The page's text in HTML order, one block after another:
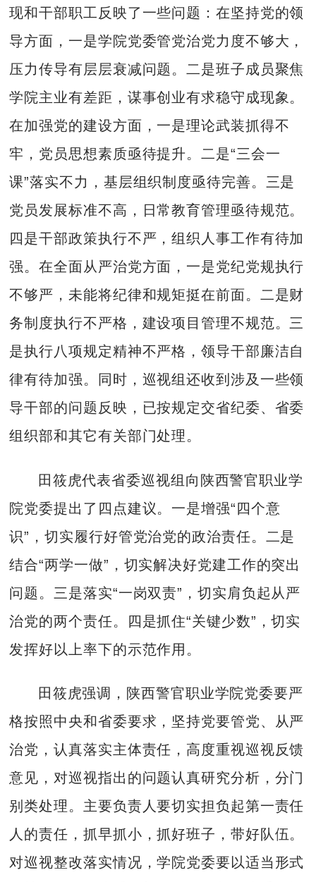
现和干部职工反映了一些问题：在坚持党的领
导方面，一是学院党委管党治党力度不够大，
压力传导有层层衰减问题。二是班子成员聚焦
学院主业有差距，谋事创业有求稳守成现象。
在加强党的建设方面，一是理论武装抓得不
牢，党员思想素质亟待提升。二是“三会一
课”落实不力，基层组织制度亟待完善。三是
党员发展标准不高，日常教育管理亟待规范。
四是干部政策执行不严，组织人事工作有待加
强。在全面从严治党方面，一是党纪党规执行
不够严，未能将纪律和规矩挺在前面。二是财
务制度执行不严格，建设项目管理不规范。三
是执行八项规定精神不严格，领导干部廉洁自
律有待加强。同时，巡视组还收到涉及一些领
导干部的问题反映，已按规定交省纪委、省委
组织部和其它有关部门处理。
田筱虎代表省委巡视组向陕西警官职业学
院党委提出了四点建议。一是增强“四个意
识”，切实履行好管党治党的政治责任。二是
结合“两学一做”，切实解决好党建工作的突出
问题。三是落实“一岗双责”，切实肩负起从严
治党的两个责任。四是抓住“关键少数”，切实
发挥好以上率下的示范作用。
田筱虎强调，陕西警官职业学院党委要严
格按照中央和省委要求，坚持党要管党、从严
治党，认真落实主体责任，高度重视巡视反馈
意见，对巡视指出的问题认真研究分析，分门
别类处理。主要负责人要切实担负起第一责任
人的责任，抓早抓小，抓好班子，带好队伍。
对巡视整改落实情况，学院党委要以适当形式